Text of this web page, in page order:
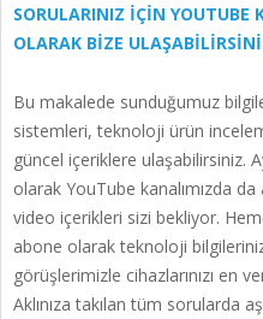
SORULARINIZ İÇİN
OLARAK BİZE
Bu makalede sunduğumuz
sistemleri, teknoloji ürün
güncel içeriklere ulaşabilirsiniz.
olarak YouTube kanalımızda da
video içerikleri sizi bekliyor.
abone olarak teknoloji
görüşlerimizle cihazlarınızı en
Aklınıza takılan tüm sorularda